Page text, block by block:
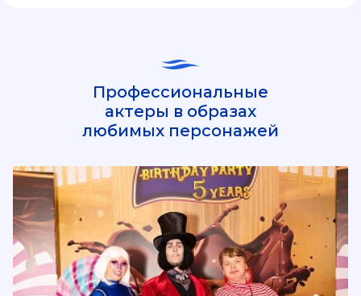
Профессиональные
актеры в образах
любимых персонажей